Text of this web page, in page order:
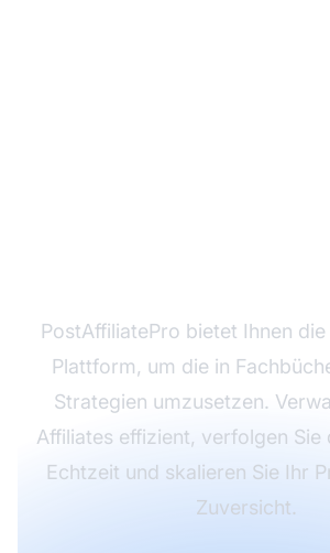
PostAffiliatePro bietet Ihnen
Plattform, um die in
Strategien umzusetzen.
Affiliates effizient, verfolgen Sie
Echtzeit und skalieren Sie Ihr
Zuversicht.